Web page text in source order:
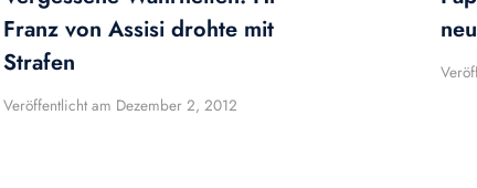
Franz von Assisi drohte mit
Strafen
Veröffentlicht am Dezember 2, 2012